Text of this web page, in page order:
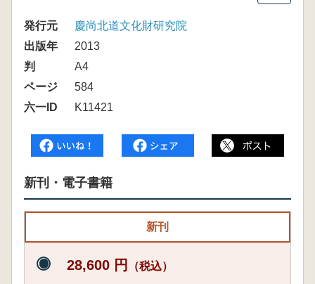
発行元
慶尚北道文化財研究院
出版年
2013
判
A4
ページ
584
六一ID
K11421
新刊・電子書籍
新刊
28,600 円 （税込）